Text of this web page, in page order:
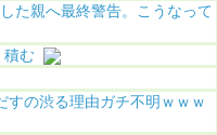
た親へ最終警告。こうなって
積む
すの渋る理由ガチ不明ｗｗｗ